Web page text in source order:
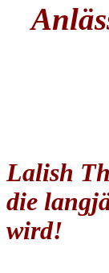
Lalish
die
wird!